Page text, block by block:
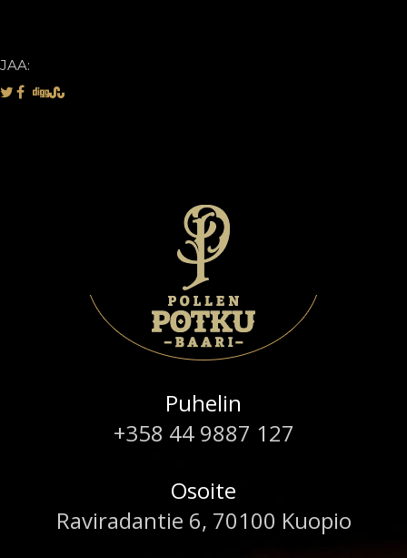
JAA:
Puhelin
+358 44 9887 127
Osoite
Raviradantie 6, 70100 Kuopio